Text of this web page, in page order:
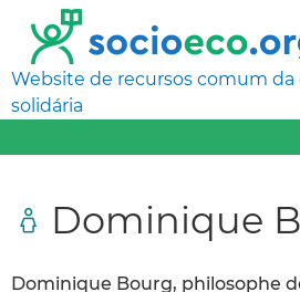
Website de recursos comum da
solidária
Dominique
Dominique Bourg, philosophe